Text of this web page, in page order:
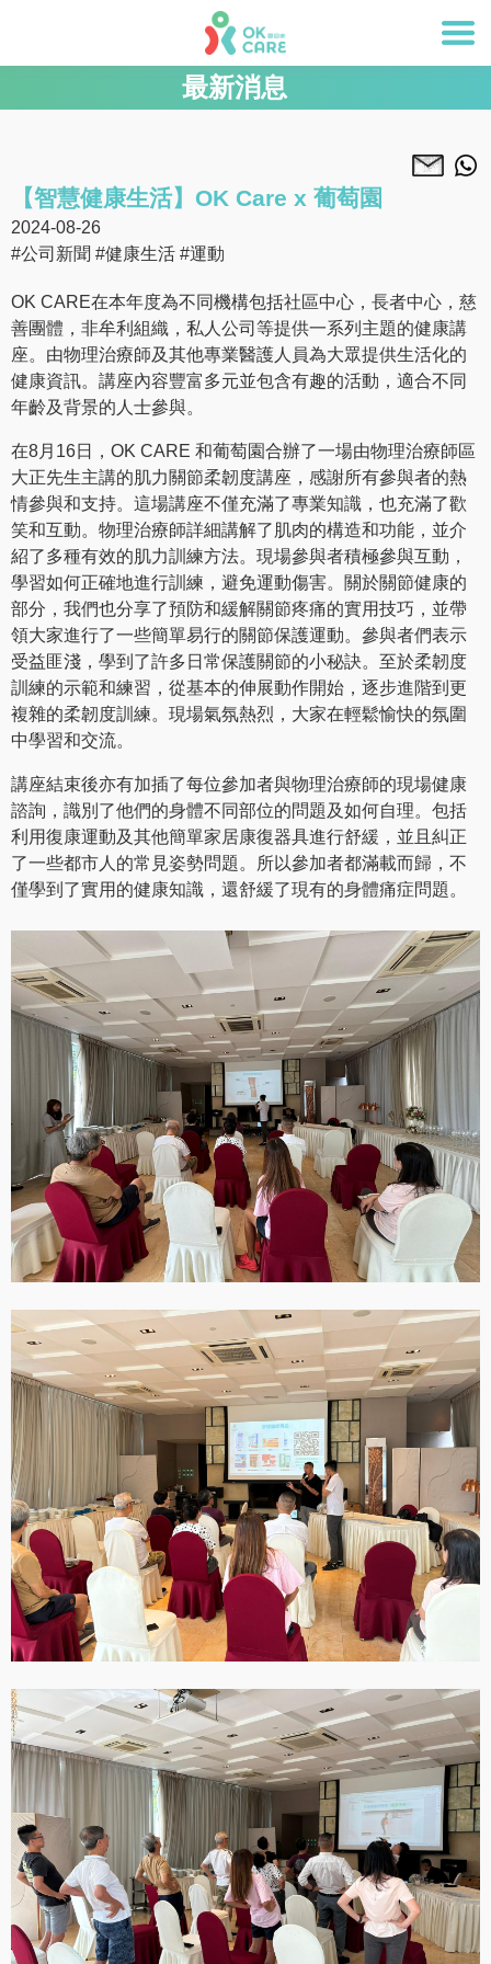
最新消息
【智慧健康生活】OK Care x 葡萄園
2024-08-26
#公司新聞 #健康生活 #運動
OK CARE在本年度為不同機構包括社區中心，長者中心，慈
善團體，非牟利組織，私人公司等提供一系列主題的健康講
座。由物理治療師及其他專業醫護人員為大眾提供生活化的
健康資訊。講座內容豐富多元並包含有趣的活動，適合不同
年齡及背景的人士參與。
在8月16日，OK CARE 和葡萄園合辦了一場由物理治療師區
大正先生主講的肌力關節柔韌度講座，感謝所有參與者的熱
情參與和支持。這場講座不僅充滿了專業知識，也充滿了歡
笑和互動。物理治療師詳細講解了肌肉的構造和功能，並介
紹了多種有效的肌力訓練方法。現場參與者積極參與互動，
學習如何正確地進行訓練，避免運動傷害。關於關節健康的
部分，我們也分享了預防和緩解關節疼痛的實用技巧，並帶
領大家進行了一些簡單易行的關節保護運動。參與者們表示
受益匪淺，學到了許多日常保護關節的小秘訣。至於柔韌度
訓練的示範和練習，從基本的伸展動作開始，逐步進階到更
複雜的柔韌度訓練。現場氣氛熱烈，大家在輕鬆愉快的氛圍
中學習和交流。
講座結束後亦有加插了每位參加者與物理治療師的現場健康
諮詢，識別了他們的身體不同部位的問題及如何自理。包括
利用復康運動及其他簡單家居康復器具進行舒緩，並且糾正
了一些都市人的常見姿勢問題。所以參加者都滿載而歸，不
僅學到了實用的健康知識，還舒緩了現有的身體痛症問題。